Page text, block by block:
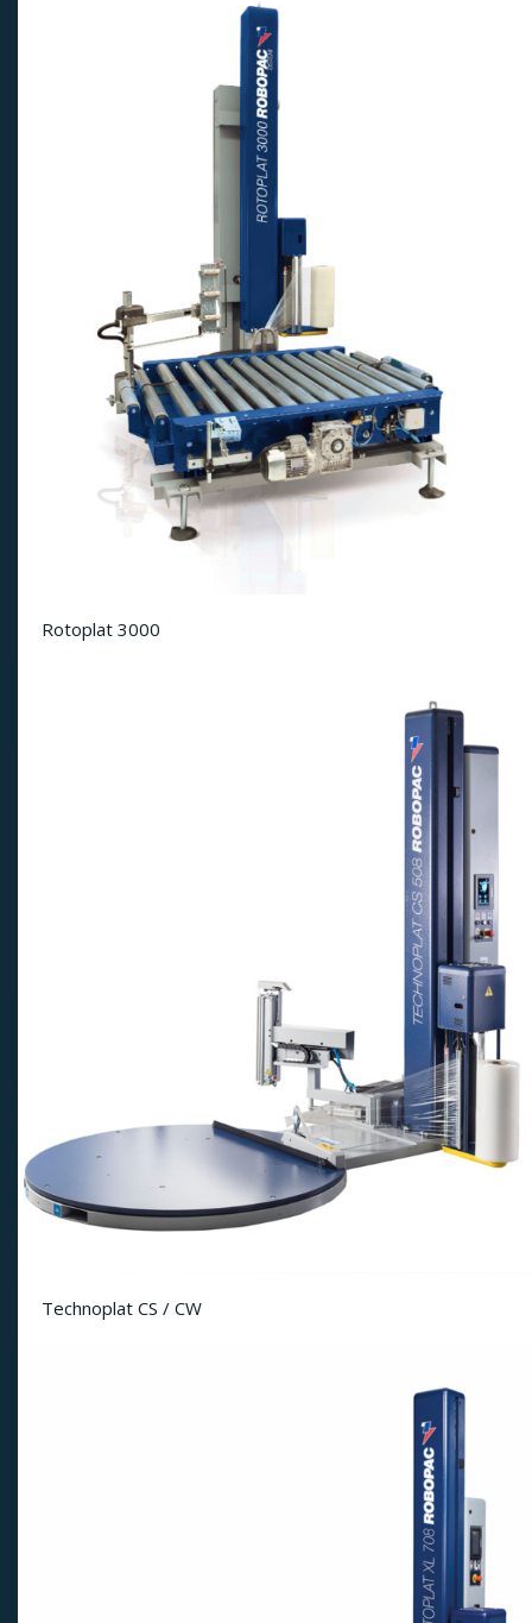
Rotoplat 3000
Technoplat CS / CW